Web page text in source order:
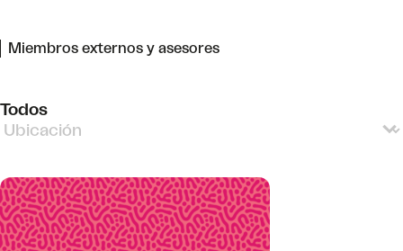
Miembros externos y asesores
Todos
Team Member Locations Spanish
Select content